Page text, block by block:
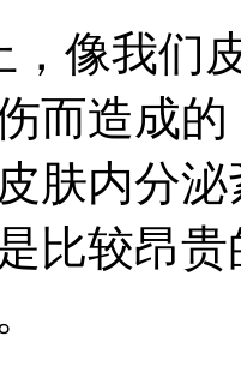
，像我们
而造成
肤内分
比较昂